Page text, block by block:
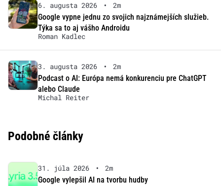
6. augusta 2026 •
2m
Google vypne jednu zo svojich najznámejších služieb.
Týka sa to aj vášho Androidu
Roman Kadlec
3. augusta 2026 •
2m
Podcast o AI: Európa nemá konkurenciu pre ChatGPT
alebo Claude
Michal Reiter
Podobné články
31. júla 2026 •
2m
Google vylepšil AI na tvorbu hudby